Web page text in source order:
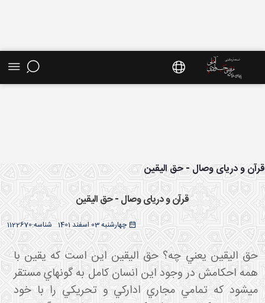
موضوعی - سایت استاد مرتضی جوادی آملی
و دریای وصال - حق الیقین
قرآن و دریای وصال - حق الیقین
چهارشنبه 03 اسفند 1401 1122670شناسه:
حق اليقين يعني چه؟ حق اليقين اين است که يقين با
همه احکامش در وجود اين انسان کامل به گونه اي مستقر
مي شود که تمامي مجاري ادارکي و تحريکي را با خود